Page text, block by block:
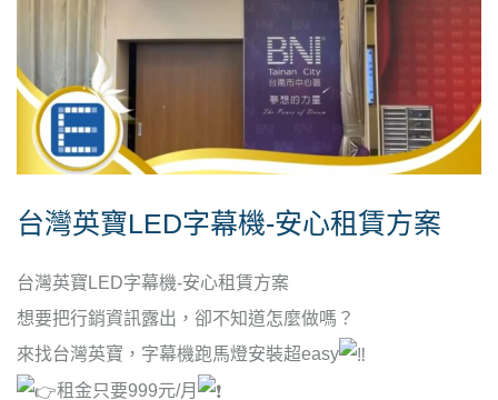
台灣英寶LED字幕機-安心租賃方案
台灣英寶LED字幕機-安心租賃方案
想要把行銷資訊露出，卻不知道怎麼做嗎？
來找台灣英寶，字幕機跑馬燈安裝超easy
租金只要999元/月